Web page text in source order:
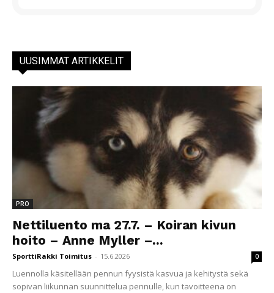
UUSIMMAT ARTIKKELIT
PRO
Nettiluento ma 27.7. – Koiran kivun
hoito – Anne Myller –...
SporttiRakki Toimitus - 15.6.2026 0
Luennolla käsitellään pennun fyysistä kasvua ja kehitystä sekä
sopivan liikunnan suunnittelua pennulle, kun tavoitteena on